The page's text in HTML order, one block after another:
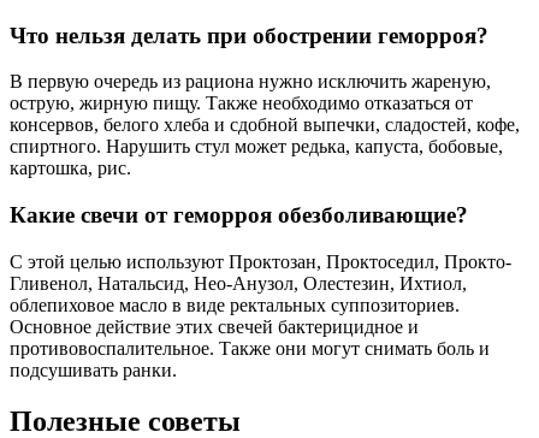
Что нельзя делать при обострении геморроя?
В первую очередь из рациона нужно исключить жареную,
острую, жирную пищу. Также необходимо отказаться от
консервов, белого хлеба и сдобной выпечки, сладостей, кофе,
спиртного. Нарушить стул может редька, капуста, бобовые,
картошка, рис.
Какие свечи от геморроя обезболивающие?
С этой целью используют Проктозан, Проктоседил, Прокто-
Гливенол, Натальсид, Нео-Анузол, Олестезин, Ихтиол,
облепиховое масло в виде ректальных суппозиториев.
Основное действие этих свечей бактерицидное и
противовоспалительное. Также они могут снимать боль и
подсушивать ранки.
Полезные советы